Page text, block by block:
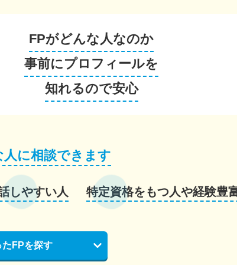
FPがどんな人なのか
事前にプロフィールを
知れるので安心
に相談できます
しやすい人 特定資格をもつ人や経験豊
たFPを探す